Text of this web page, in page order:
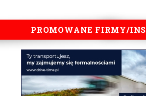
PROMOWANE FIRMY/